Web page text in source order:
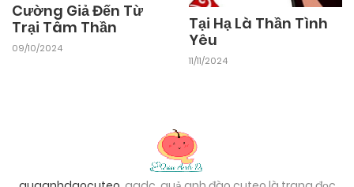
Cường Giả Đến Từ
Trại Tâm Thần
09/10/2024
Tại Hạ Là Thần Tình
Yêu
11/11/2024